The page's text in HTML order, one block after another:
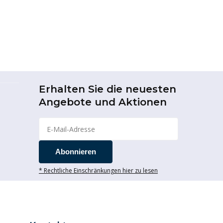
Erhalten Sie die neuesten
Angebote und Aktionen
Abonnieren
* Rechtliche Einschränkungen hier zu lesen